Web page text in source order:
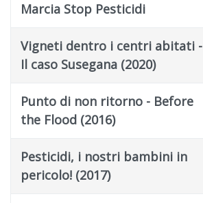
Marcia Stop Pesticidi
Vigneti dentro i centri abitati -
Il caso Susegana (2020)
Punto di non ritorno - Before
the Flood (2016)
Pesticidi, i nostri bambini in
pericolo! (2017)